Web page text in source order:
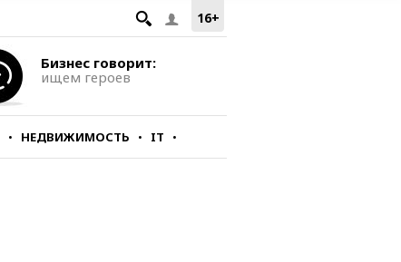
16+
Бизнес говорит:
ищем героев
НЕДВИЖИМОСТЬ IT